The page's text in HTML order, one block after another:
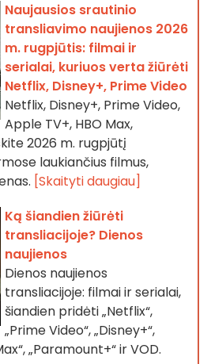
Naujausios srautinio
transliavimo naujienos 2026
m. rugpjūtis: filmai ir
serialai, kuriuos verta žiūrėti
Netflix, Disney+, Prime Video
Netflix, Disney+, Prime Video,
Apple TV+, HBO Max,
2026 m. rugpjūtį
laukiančius filmus,
[Skaityti daugiau]
Ką šiandien žiūrėti
transliacijoje? Dienos
naujienos
Dienos naujienos
transliacijoje: filmai ir serialai,
šiandien pridėti „Netflix“,
„Prime Video“, „Disney+“,
„Paramount+“ ir VOD.